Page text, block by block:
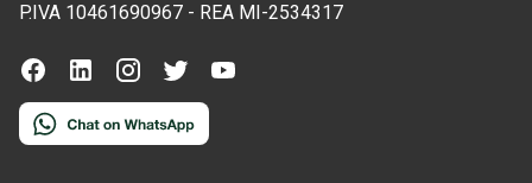
P.IVA 10461690967 - REA MI-2534317